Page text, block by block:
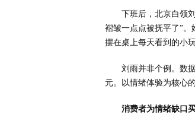
下班后，北京白领
褶皱一点点被抚平了”
摆在桌上每天看到的小
刘雨并非个例。数
元。以情绪体验为核心
消费者为情绪缺口